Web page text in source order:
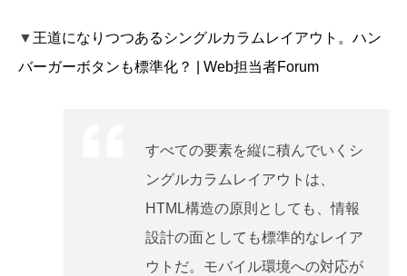
▼ 王道になりつつあるシングルカラムレイアウト。ハン
バーガーボタンも標準化？ | Web担当者Forum
すべての要素を縦に積んでいくシ
ングルカラムレイアウトは、
HTML構造の原則としても、情報
設計の面としても標準的なレイア
ウトだ。モバイル環境への対応が